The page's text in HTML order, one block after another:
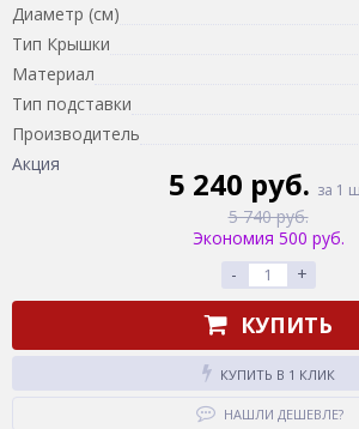
Диаметр (см)
Тип Крышки
Материал
Тип подставки
Производитель
Акция
5 240 руб. за 1
5 740 руб.
Экономия 500 руб.
-
+
КУПИТЬ
КУПИТЬ В 1 КЛИК
НАШЛИ ДЕШЕВЛЕ?